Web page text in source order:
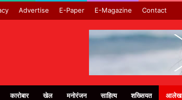
Advertise E-Paper E-Magazine Contact
कारोबार खेल मनोरंजन साहित्य शख्सियत आलेख